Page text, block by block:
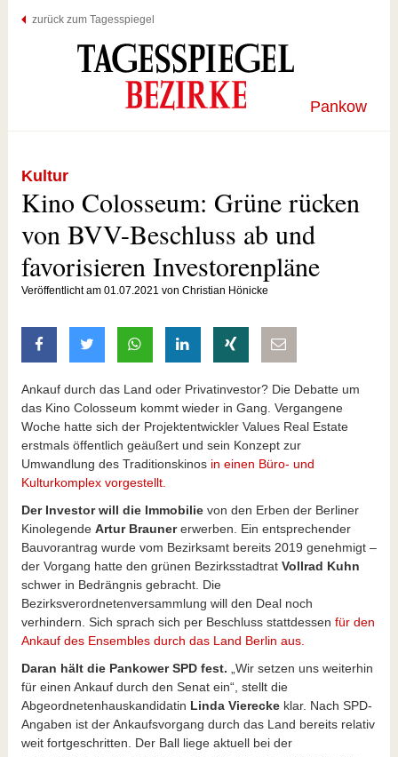
zurück zum Tagesspiegel
Pankow
Kultur
Kino Colosseum: Grüne rücken
von BVV-Beschluss ab und
favorisieren Investorenpläne
Veröffentlicht am 01.07.2021 von Christian Hönicke
auf Facebook teilen
auf Twitter teilenmit Whatsapp teilen
auf LinkedIn teilen
auf Xing teilen
Ankauf durch das Land oder Privatinvestor? Die Debatte um
das Kino Colosseum kommt wieder in Gang. Vergangene
Woche hatte sich der Projektentwickler Values Real Estate
erstmals öffentlich geäußert und sein Konzept zur
Umwandlung des Traditionskinos in einen Büro- und
Kulturkomplex vorgestellt.
Der Investor will die Immobilievon den Erben der Berliner
Kinolegende Artur Braunererwerben. Ein entsprechender
Bauvorantrag wurde vom Bezirksamt bereits 2019 genehmigt –
der Vorgang hatte den grünen Bezirksstadtrat Vollrad Kuhn
schwer in Bedrängnis gebracht. Die
Bezirksverordnetenversammlung will den Deal noch
verhindern. Sich sprach sich per Beschluss stattdessen für den
Ankauf des Ensembles durch das Land Berlin aus.
Daran hält die Pankower SPD fest.
„Wir setzen uns weiterhin
für einen Ankauf durch den Senat ein“, stellt die
Abgeordnetenhauskandidatin Linda Viereckeklar. Nach SPD-
Angaben ist der Ankaufsvorgang durch das Land bereits relativ
weit fortgeschritten. Der Ball liege aktuell bei der